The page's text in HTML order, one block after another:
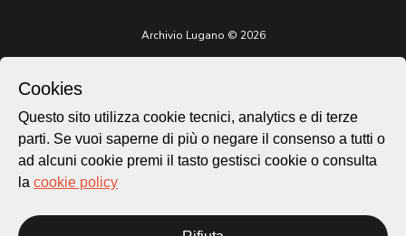
Archivio Lugano © 2026
Sito istituzionale:
lugano.ch
Credits
Cookies
Questo sito utilizza cookie tecnici, analytics e di terze
parti. Se vuoi saperne di più o negare il consenso a tutti o
ad alcuni cookie premi il tasto gestisci cookie o consulta
la cookie policy